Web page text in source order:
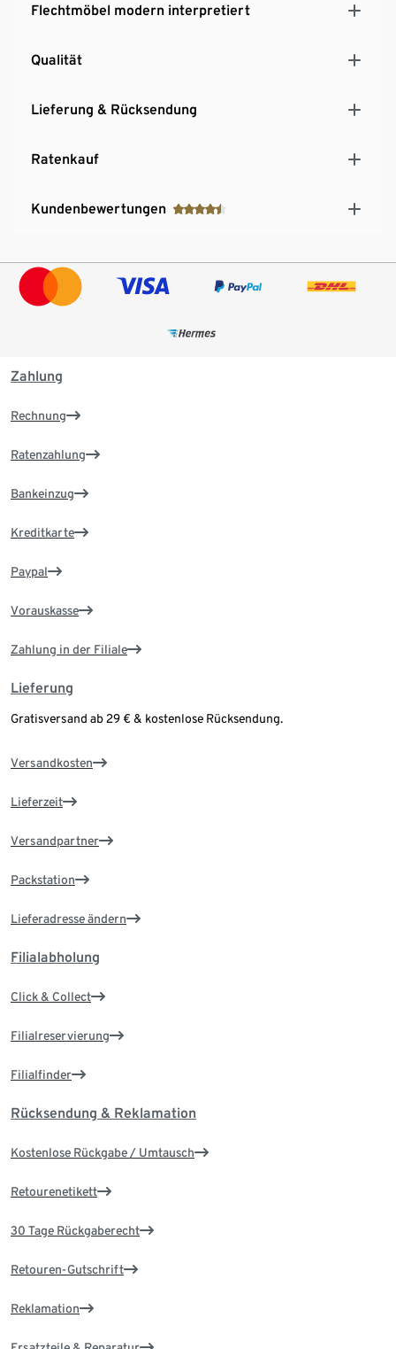
Flechtmöbel modern interpretiert
Qualität
Lieferung & Rücksendung
Ratenkauf
Kundenbewertungen
Zahlung
Rechnung
Ratenzahlung
Bankeinzug
Kreditkarte
Paypal
Vorauskasse
Zahlung in der Filiale
Lieferung
Gratisversand ab 29 € & kostenlose Rücksendung.
Versandkosten
Lieferzeit
Versandpartner
Packstation
Lieferadresse ändern
Filialabholung
Click & Collect
Filialreservierung
Filialfinder
Rücksendung & Reklamation
Kostenlose Rückgabe / Umtausch
Retourenetikett
30 Tage Rückgaberecht
Retouren-Gutschrift
Reklamation